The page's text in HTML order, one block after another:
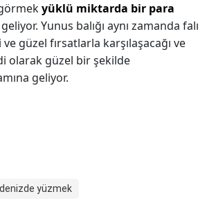
yüklü miktarda bir para
Yunus balığı aynı zamanda falı
güzel fırsatlarla karşılaşacağı ve
olarak güzel bir şekilde
geliyor.
yüzmek